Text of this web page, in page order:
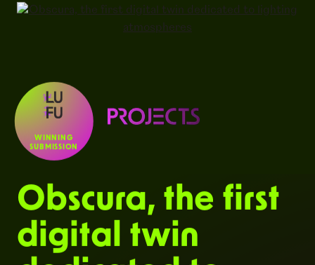
WINNING
SUBMISSION
Obscura, the first
digital twin